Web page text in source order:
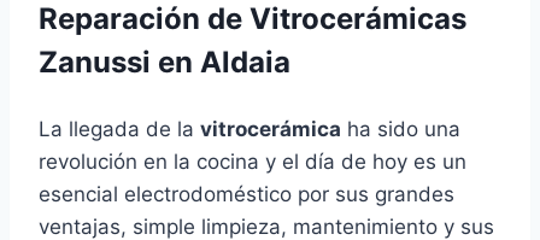
Reparación de Vitrocerámicas
Zanussi en Aldaia
La llegada de la vitrocerámica ha sido una
revolución en la cocina y el día de hoy es un
esencial electrodoméstico por sus grandes
ventajas, simple limpieza, mantenimiento y sus